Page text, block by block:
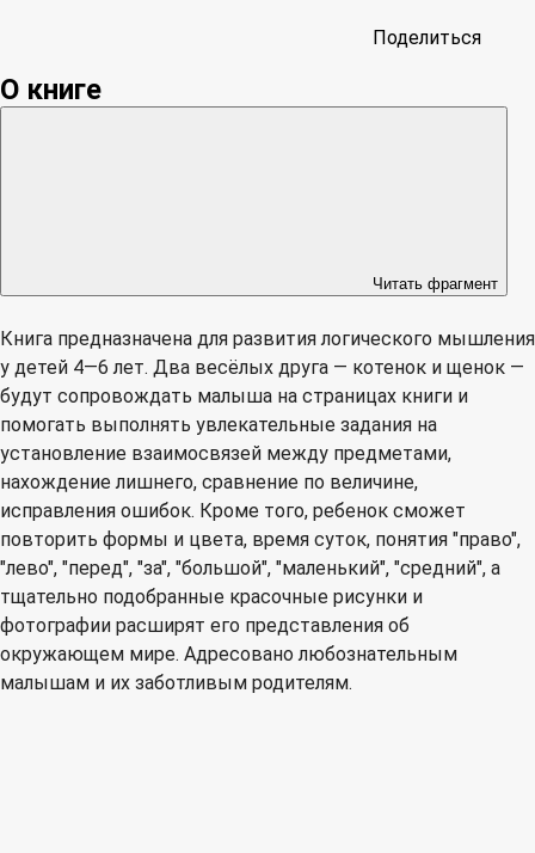
Поделиться
О книге
Читать фрагмент
Книга предназначена для развития логического мышления
у детей 4—6 лет. Два весёлых друга — котенок и щенок —
будут сопровождать малыша на страницах книги и
помогать выполнять увлекательные задания на
установление взаимосвязей между предметами,
нахождение лишнего, сравнение по величине,
исправления ошибок. Кроме того, ребенок сможет
повторить формы и цвета, время суток, понятия "право",
"лево", "перед", "за", "большой", "маленький", "средний", а
тщательно подобранные красочные рисунки и
фотографии расширят его представления об
окружающем мире. Адресовано любознательным
малышам и их заботливым родителям.